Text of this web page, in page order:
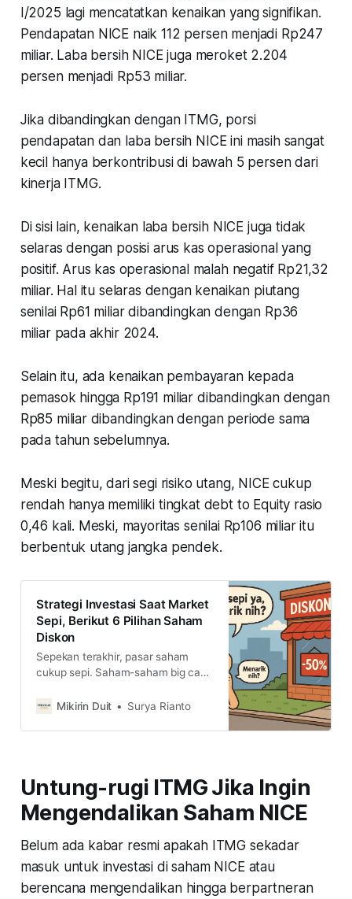
I/2025 lagi mencatatkan kenaikan yang signifikan.
Pendapatan NICE naik 112 persen menjadi Rp247
miliar. Laba bersih NICE juga meroket 2.204
persen menjadi Rp53 miliar.
Jika dibandingkan dengan ITMG, porsi
pendapatan dan laba bersih NICE ini masih sangat
kecil hanya berkontribusi di bawah 5 persen dari
kinerja ITMG.
Di sisi lain, kenaikan laba bersih NICE juga tidak
selaras dengan posisi arus kas operasional yang
positif. Arus kas operasional malah negatif Rp21,32
miliar. Hal itu selaras dengan kenaikan piutang
senilai Rp61 miliar dibandingkan dengan Rp36
miliar pada akhir 2024.
Selain itu, ada kenaikan pembayaran kepada
pemasok hingga Rp191 miliar dibandingkan dengan
Rp85 miliar dibandingkan dengan periode sama
pada tahun sebelumnya.
Meski begitu, dari segi risiko utang, NICE cukup
rendah hanya memiliki tingkat debt to Equity rasio
0,46 kali. Meski, mayoritas senilai Rp106 miliar itu
berbentuk utang jangka pendek.
Strategi Investasi Saat Market
Sepi, Berikut 6 Pilihan Saham
Diskon
Sepekan terakhir, pasar saham
cukup sepi. Saham-saham big caps
big bank. Lalu, bagaimana strategi
Mikirin Duit Surya Rianto
Untung-rugi ITMG Jika Ingin
Mengendalikan Saham NICE
Belum ada kabar resmi apakah ITMG sekadar
masuk untuk investasi di saham NICE atau
berencana mengendalikan hingga berpartneran